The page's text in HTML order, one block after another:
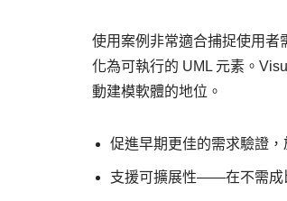
使用案例非常適合捕捉使用者
化為可執行的 UML 元素。
動建模軟體的地位。
促進早期更佳的需求驗證
支援可擴展性——在不需成